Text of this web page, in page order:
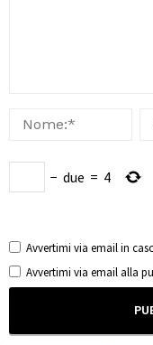
− due = 4
Avvertimi via email in
Avvertimi via email alla